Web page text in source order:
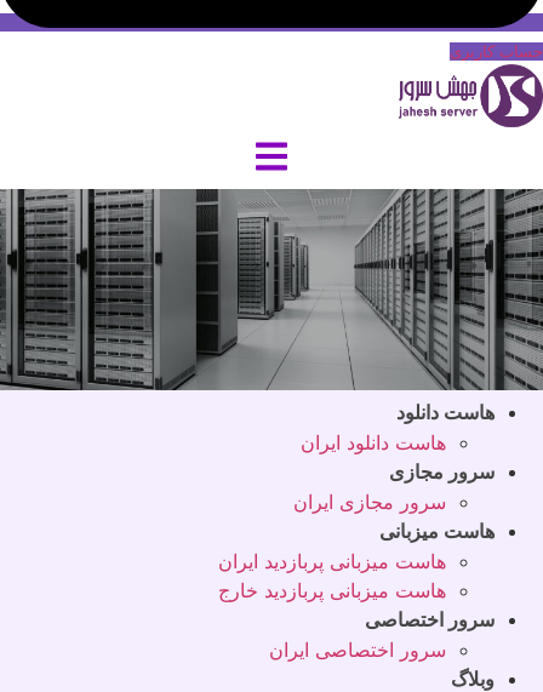
حساب کاربری
هاست دانلود
هاست دانلود ایران
سرور مجازی
سرور مجازی ایران
هاست میزبانی
هاست میزبانی پربازدید ایران
هاست میزبانی پربازدید خارج
سرور اختصاصی
سرور اختصاصی ایران
وبلاگ